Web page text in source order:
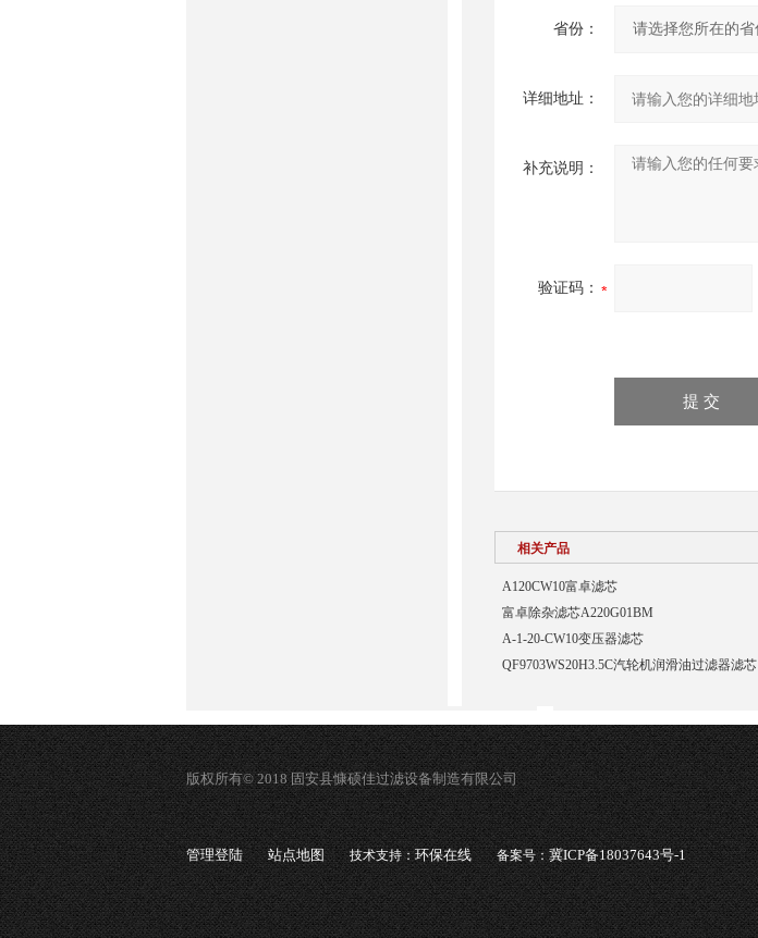
省份：
详细地址：
补充说明：
验证码：
相关产品
A120CW10富卓滤芯
富卓除杂滤芯A220G01BM
A-1-20-CW10变压器滤芯
QF9703WS20H3.5C汽轮机润滑油过滤器滤芯
版权所有© 2018 固安县慷硕佳过滤设备制造有限公司
管理登陆 站点地图 技术支持：环保在线 备案号：冀ICP备18037643号-1